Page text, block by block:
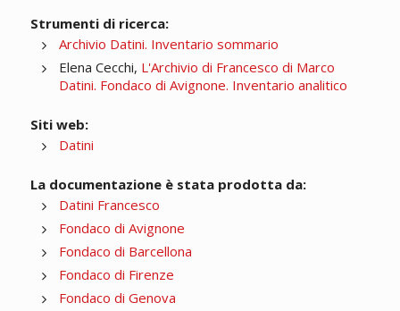
Strumenti di ricerca:
Archivio Datini. Inventario sommario
Elena Cecchi, L'Archivio di Francesco di Marco
Datini. Fondaco di Avignone. Inventario analitico
Siti web:
Datini
La documentazione è stata prodotta da:
Datini Francesco
Fondaco di Avignone
Fondaco di Barcellona
Fondaco di Firenze
Fondaco di Genova